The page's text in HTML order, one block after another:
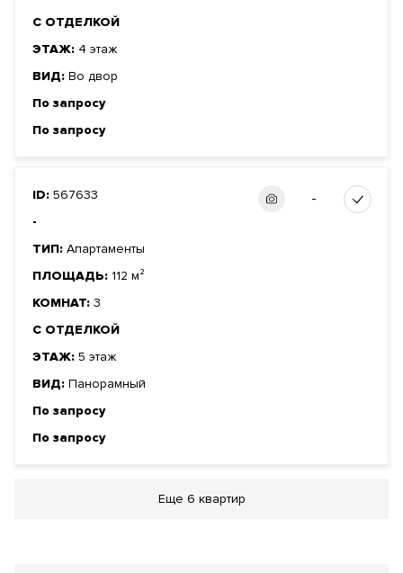
С ОТДЕЛКОЙ
ЭТАЖ: 4 этаж
ВИД: Во двор
По запросу
По запросу
ID: 567633
-
ТИП: Апартаменты
ПЛОЩАДЬ: 112 м²
КОМНАТ: 3
С ОТДЕЛКОЙ
ЭТАЖ: 5 этаж
ВИД: Панорамный
По запросу
По запросу
-
Еще 6 квартир